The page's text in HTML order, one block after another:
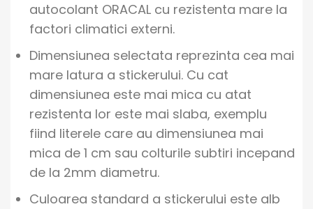
autocolant ORACAL cu rezistenta mare la
factori climatici externi.
Dimensiunea selectata reprezinta cea mai
mare latura a stickerului. Cu cat
dimensiunea este mai mica cu atat
rezistenta lor este mai slaba, exemplu
fiind literele care au dimensiunea mai
mica de 1 cm sau colturile subtiri incepand
de la 2mm diametru.
Culoarea standard a stickerului este alb